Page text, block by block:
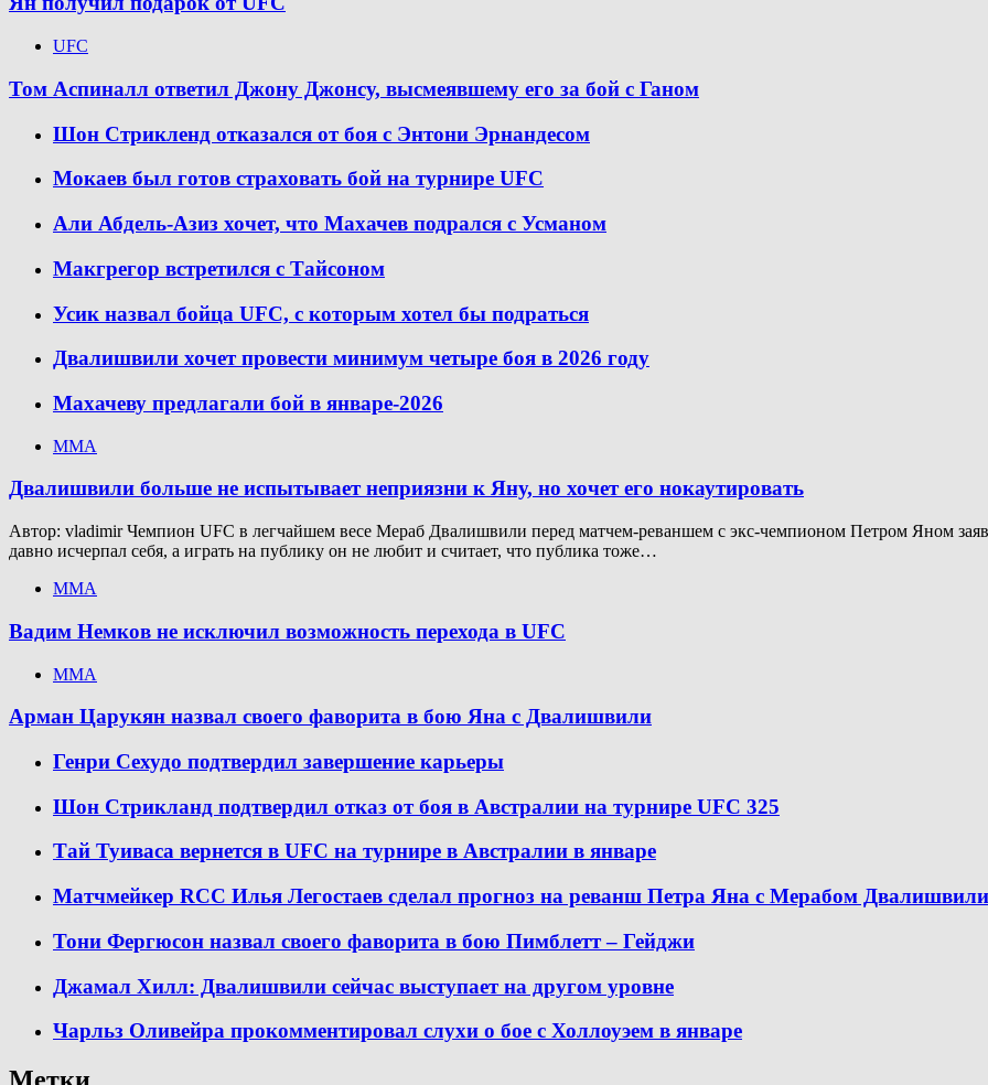
UFC
Том Аспиналл ответил Джону Джонсу, высмеявшему его за бой с Ганом
Шон Стрикленд отказался от боя с Энтони Эрнандесом
Мокаев был готов страховать бой на турнире UFC
Али Абдель-Азиз хочет, что Махачев подрался с Усманом
Макгрегор встретился с Тайсоном
Усик назвал бойца UFC, с которым хотел бы подраться
Двалишвили хочет провести минимум четыре боя в 2026 году
Махачеву предлагали бой в январе-2026
ММА
Двалишвили больше не испытывает неприязни к Яну, но хочет его нокаутировать
Автор: vladimir Чемпион UFC в легчайшем весе Мераб Двалишвили перед матчем-реваншем с экс-чемпионом Петром Яном
давно исчерпал себя, а играть на публику он не любит и считает, что публика тоже…
ММА
Вадим Немков не исключил возможность перехода в UFC
ММА
Арман Царукян назвал своего фаворита в бою Яна с Двалишвили
Генри Сехудо подтвердил завершение карьеры
Шон Стрикланд подтвердил отказ от боя в Австралии на турнире UFC 325
Тай Туиваса вернется в UFC на турнире в Австралии в январе
Матчмейкер RCC Илья Легостаев сделал прогноз на реванш Петра Яна с Мерабом Двалишвили
Тони Фергюсон назвал своего фаворита в бою Пимблетт – Гейджи
Джамал Хилл: Двалишвили сейчас выступает на другом уровне
Чарльз Оливейра прокомментировал слухи о бое с Холлоуэем в январе